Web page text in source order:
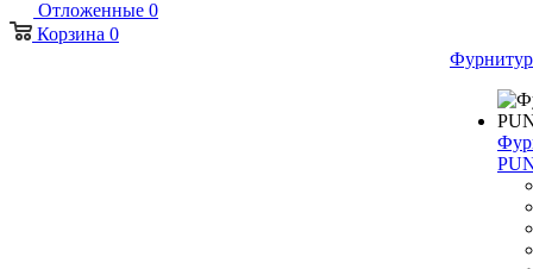
Отложенные 0
Корзина 0